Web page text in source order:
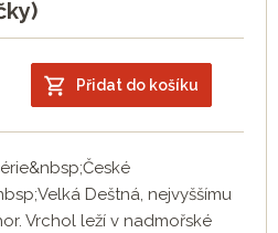
Přidat do košíku
Deštná, nejvyššímu
Vrchol leží v nadmořské